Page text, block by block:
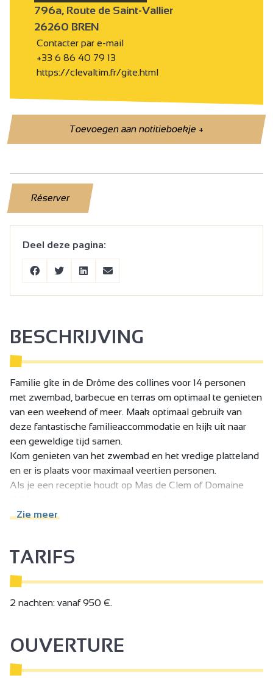
796a, Route de Saint-Vallier
26260 BREN
Contacter par e-mail
+33 6 86 40 79 13
https://clevaltim.fr/gite.html
Toevoegen aan notitieboekje+
Réserver
Deel deze pagina:
BESCHRIJVING
Familie gîte in de Drôme des collines voor 14 personen
met zwembad, barbecue en terras om optimaal te genieten
van een weekend of meer. Maak optimaal gebruik van
deze fantastische familieaccommodatie en kijk uit naar
een geweldige tijd samen.
Kom genieten van het zwembad en het vredige platteland
en er is plaats voor maximaal veertien personen.
Als je een receptie houdt op Mas de Clem of Domaine
van je feest.
Zie meer
TARIFS
2 nachten: vanaf 950 €.
OUVERTURE